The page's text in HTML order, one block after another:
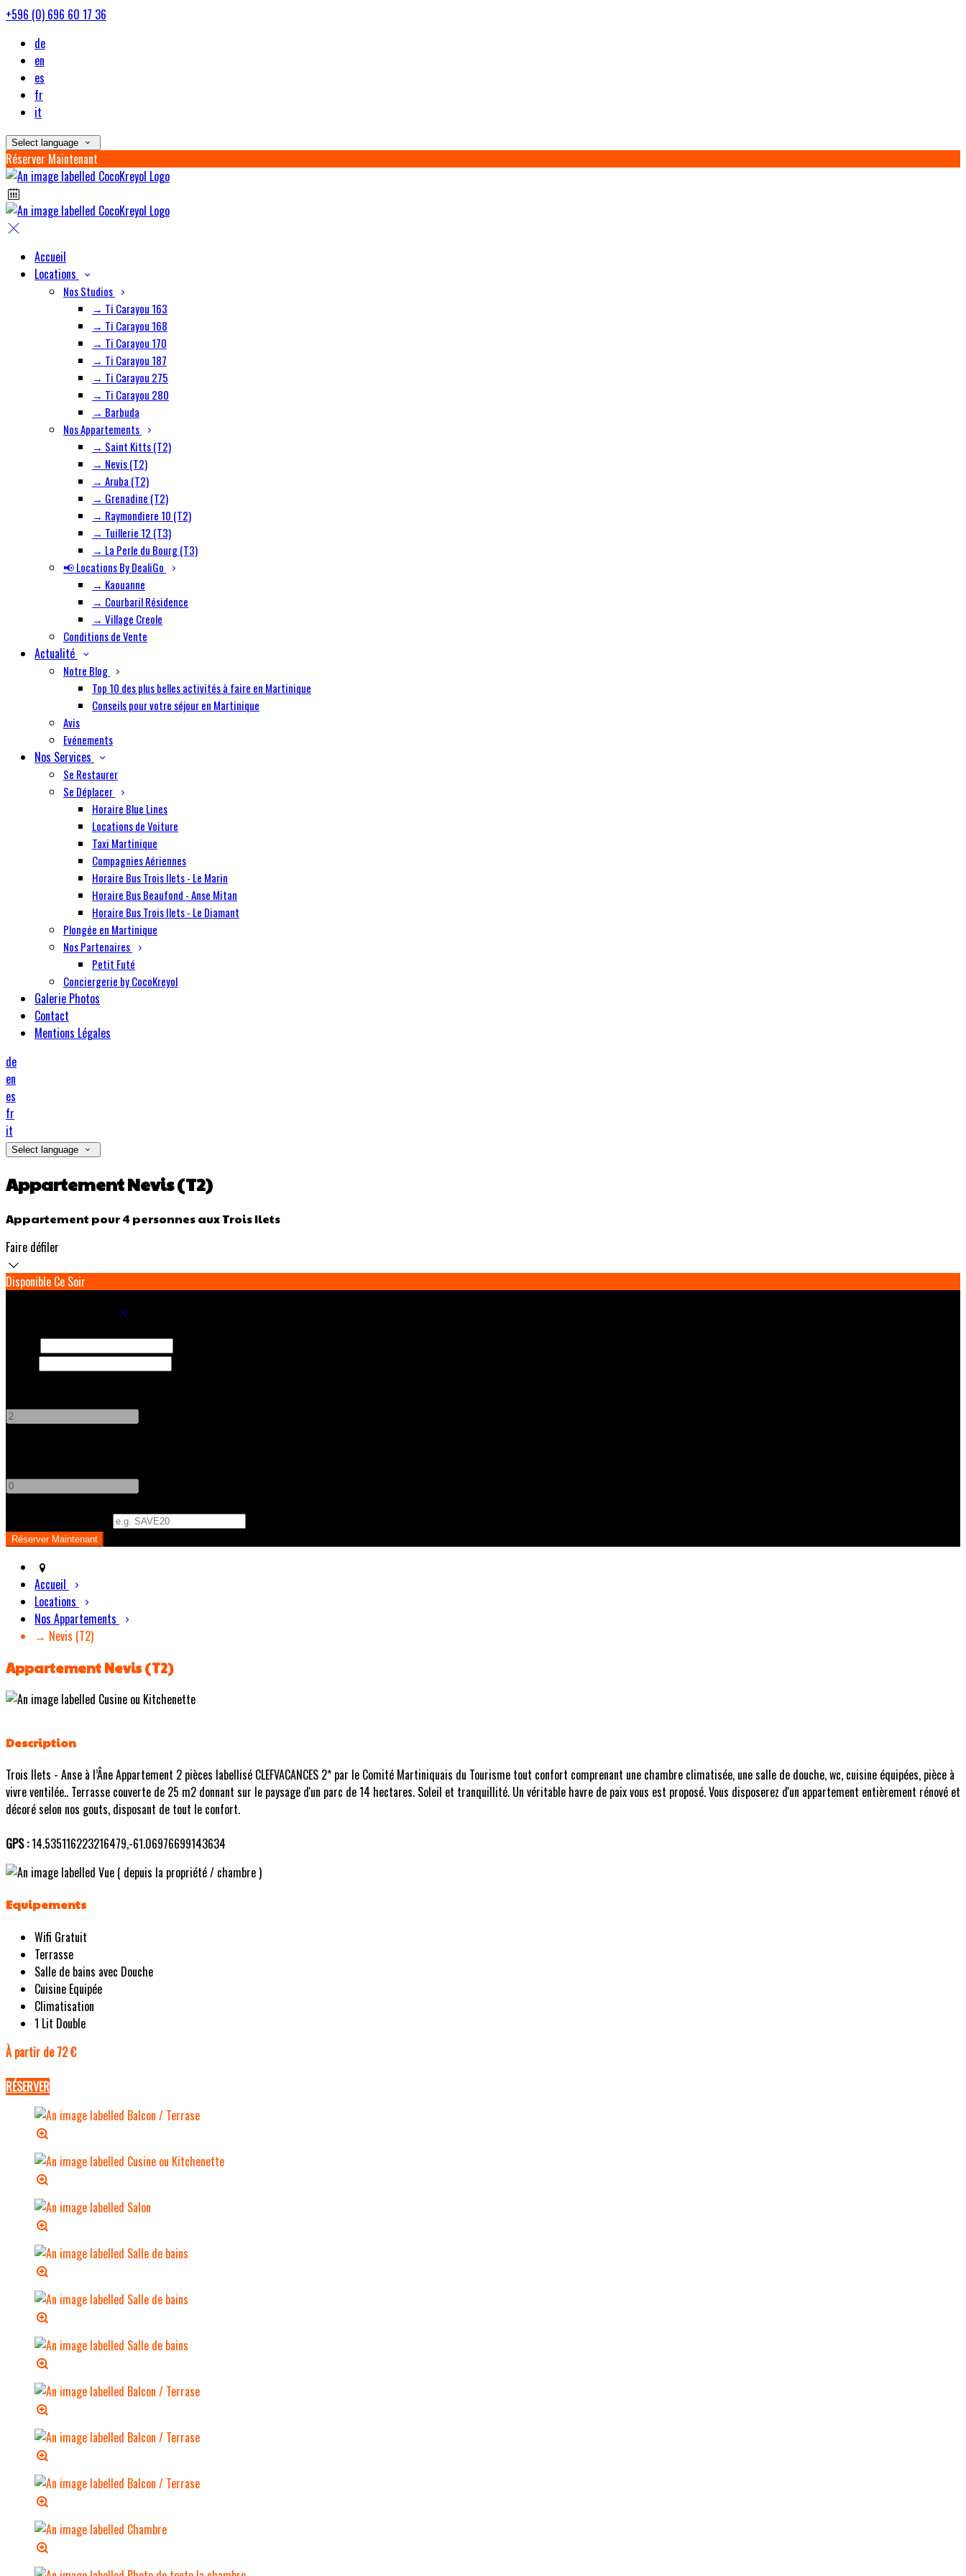
+596 (0) 696 60 17 36
de
en
es
fr
it
Select language
Réserver Maintenant
Accueil
Locations
Nos Studios
→ Ti Carayou 163
→ Ti Carayou 168
→ Ti Carayou 170
→ Ti Carayou 187
→ Ti Carayou 275
→ Ti Carayou 280
→ Barbuda
Nos Appartements
→ Saint Kitts (T2)
→ Nevis (T2)
→ Aruba (T2)
→ Grenadine (T2)
→ Raymondiere 10 (T2)
→ Tuillerie 12 (T3)
→ La Perle du Bourg (T3)
📢 Locations By DealiGo
→ Kaouanne
→ Courbaril Résidence
→ Village Creole
Conditions de Vente
Actualité
Notre Blog
Top 10 des plus belles activités à faire en Martinique
Conseils pour votre séjour en Martinique
Avis
Evénements
Nos Services
Se Restaurer
Se Déplacer
Horaire Blue Lines
Locations de Voiture
Taxi Martinique
Compagnies Aériennes
Horaire Bus Trois Ilets - Le Marin
Horaire Bus Beaufond - Anse Mitan
Horaire Bus Trois Ilets - Le Diamant
Plongée en Martinique
Nos Partenaires
Petit Futé
Conciergerie by CocoKreyol
Galerie Photos
Contact
Mentions Légales
de
en
es
fr
it
Select language
Appartement Nevis (T2)
Appartement pour 4 personnes aux Trois Ilets
Faire défiler
Disponible Ce Soir
Accueil
Locations
Nos Appartements
→ Nevis (T2)
Appartement Nevis (T2)
Description
Trois Ilets - Anse à l’Âne Appartement 2 pièces labellisé CLEFVACANCES 2* par le Comité Martiniquais du Tourisme tout confort comprenant une chambre climatisée, une salle de douche, wc, cuisine équipées, pièce à
vivre ventilée.. Terrasse couverte de 25 m2 donnant sur le paysage d'un parc de 14 hectares. Soleil et tranquillité. Un véritable havre de paix vous est proposé. Vous disposerez d'un appartement entièrement rénové et
décoré selon nos gouts, disposant de tout le confort.
GPS :14.535116223216479,-61.06976699143634
Equipements
Wifi Gratuit
Terrasse
Salle de bains avec Douche
Cuisine Equipée
Climatisation
1 Lit Double
À partir de 72 €
RÉSERVER